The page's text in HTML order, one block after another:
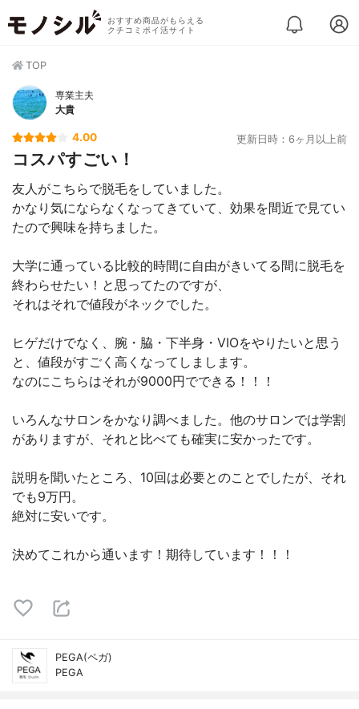
おすすめ商品がもらえる
クチコミポイ活サイト
TOP
専業主夫
大貴
4.00 更新日時：6ヶ月以上前
コスパすごい！
友人がこちらで脱毛をしていました。
かなり気にならなくなってきていて、効果を間近で見てい
たので興味を持ちました。
大学に通っている比較的時間に自由がきいてる間に脱毛を
終わらせたい！と思ってたのですが、
それはそれで値段がネックでした。
ヒゲだけでなく、腕・脇・下半身・VIOをやりたいと思う
と、値段がすごく高くなってしまします。
なのにこちらはそれが9000円でできる！！！
いろんなサロンをかなり調べました。他のサロンでは学割
がありますが、それと比べても確実に安かったです。
説明を聞いたところ、10回は必要とのことでしたが、それ
でも9万円。
絶対に安いです。
決めてこれから通います！期待しています！！！
PEGA(ペガ)
PEGA